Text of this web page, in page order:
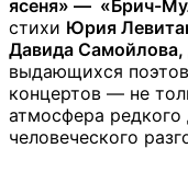
ясеня» — «Брич-
стихи Юрия
Давида
выдающихся
концертов — не
атмосфера
человеческого